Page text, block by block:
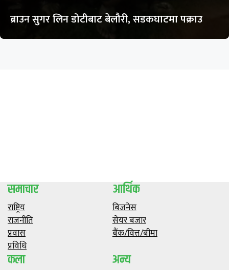
ब्राउन सुगर लिन डोटीबाट बेलौरी, सडकघाटमा पक्राउ
समाचार
राष्ट्रिय
राजनीति
प्रवास
प्रविधि
आर्थिक
बिजनेस
सेयर बजार
बैंक/वित्त/बीमा
कला अन्य